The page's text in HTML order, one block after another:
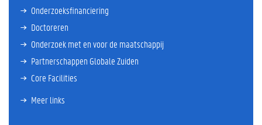
Onderzoeksfinanciering
Doctoreren
Onderzoek met en voor de maatschappij
Partnerschappen Globale Zuiden
Core Facilities
Meer links